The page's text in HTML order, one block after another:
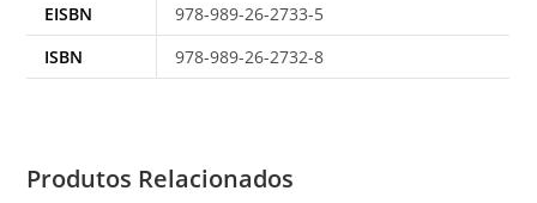
EISBN
978-989-26-2733-5
ISBN
978-989-26-2732-8
Produtos Relacionados